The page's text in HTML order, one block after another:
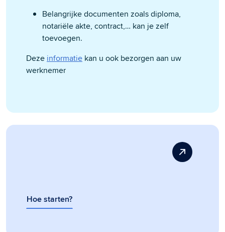
Belangrijke documenten zoals diploma,
notariële akte, contract,… kan je zelf
toevoegen.
Deze informatie kan u ook bezorgen aan uw
werknemer
Hoe starten?